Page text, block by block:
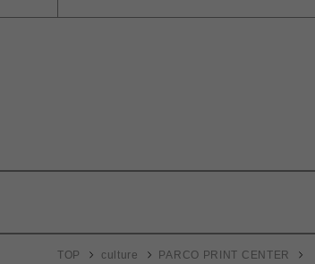
TOP culture PARCO PRINT CENTER